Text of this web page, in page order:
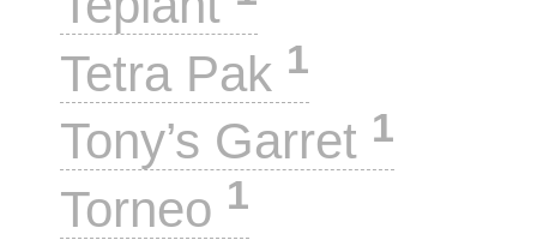
Tetra Pak 1
Tony’s Garret 1
Torneo 1